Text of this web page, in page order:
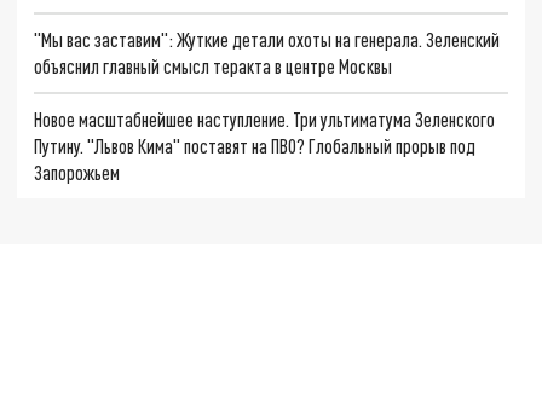
"Мы вас заставим": Жуткие детали охоты на генерала. Зеленский
объяснил главный смысл теракта в центре Москвы
Новое масштабнейшее наступление. Три ультиматума Зеленского
Путину. "Львов Кима" поставят на ПВО? Глобальный прорыв под
Запорожьем